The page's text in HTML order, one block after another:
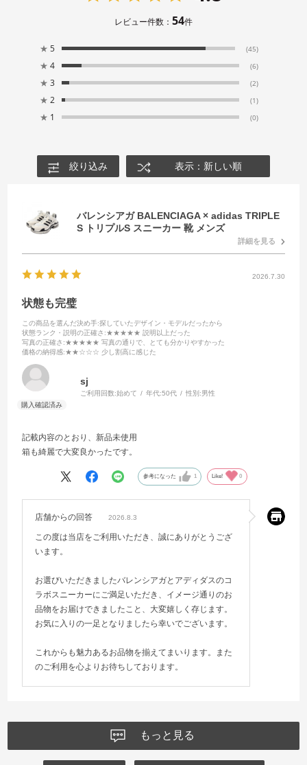
レビュー件数： 54件
★ 5 (45)
★ 4 (6)
★ 3 (2)
★ 2 (1)
★ 1 (0)
絞り込み 表示：新しい順
バレンシアガ BALENCIAGA × adidas TRIPLE
S トリプルS スニーカー 靴 メンズ
詳細を見る
2026.7.30
状態も完璧
この商品を選んだ決め手:探していたデザイン・モデルだったから
状態ランク・説明の正確さ :★★★★★ 説明以上だった
写真の正確さ :★★★★★ 写真の通りで、とても分かりやすかった
価格の納得感:★★☆☆☆ 少し割高に感じた
sj
ご利用回数:始めて 年代:50代 性別:男性
記載内容のとおり、新品未使用
箱も綺麗で大変良かったです。
参考になった 1 Like! 0
店舗からの回答 2026.8.3
この度は当店をご利用いただき、誠にありがとうござ
います。
お選びいただきましたバレンシアガとアディダスのコ
ラボスニーカーにご満足いただき、イメージ通りのお
品物をお届けできましたこと、大変嬉しく存じます。
お気に入りの一足となりましたら幸いでございます。
これからも魅力あるお品物を揃えてまいります。また
のご利用を心よりお待ちしております。
もっと見る